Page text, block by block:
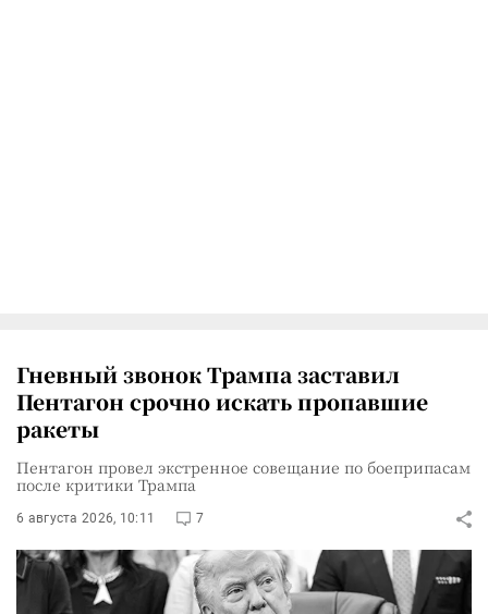
Гневный звонок Трампа заставил
Пентагон срочно искать пропавшие
ракеты
Пентагон провел экстренное совещание по боеприпасам
после критики Трампа
6 августа 2026, 10:11 7